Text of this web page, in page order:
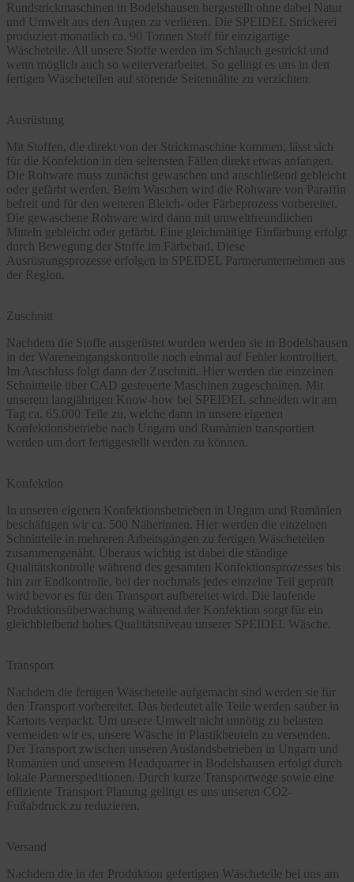
Rundstrickmaschinen in Bodelshausen hergestellt ohne dabei Natur
und Umwelt aus den Augen zu verlieren. Die SPEIDEL Strickerei
produziert monatlich ca. 90 Tonnen Stoff für einzigartige
Wäscheteile. All unsere Stoffe werden im Schlauch gestrickt und
wenn möglich auch so weiterverarbeitet. So gelingt es uns in den
fertigen Wäscheteilen auf störende Seitennähte zu verzichten.
Ausrüstung
Mit Stoffen, die direkt von der Strickmaschine kommen, lässt sich
für die Konfektion in den seltensten Fällen direkt etwas anfangen.
Die Rohware muss zunächst gewaschen und anschließend gebleicht
oder gefärbt werden. Beim Waschen wird die Rohware von Paraffin
befreit und für den weiteren Bleich- oder Färbeprozess vorbereitet.
Die gewaschene Rohware wird dann mit umweltfreundlichen
Mitteln gebleicht oder gefärbt. Eine gleichmäßige Einfärbung erfolgt
durch Bewegung der Stoffe im Färbebad. Diese
Ausrüstungsprozesse erfolgen in SPEIDEL Partnerunternehmen aus
der Region.
Zuschnitt
Nachdem die Stoffe ausgerüstet wurden werden sie in Bodelshausen
in der Wareneingangskontrolle noch einmal auf Fehler kontrolliert.
Im Anschluss folgt dann der Zuschnitt. Hier werden die einzelnen
Schnittteile über CAD gesteuerte Maschinen zugeschnitten. Mit
unserem langjährigen Know-how bei SPEIDEL schneiden wir am
Tag ca. 65.000 Teile zu, welche dann in unsere eigenen
Konfektionsbetriebe nach Ungarn und Rumänien transportiert
werden um dort fertiggestellt werden zu können.
Konfektion
In unseren eigenen Konfektionsbetrieben in Ungarn und Rumänien
beschäftigen wir ca. 500 Näherinnen. Hier werden die einzelnen
Schnittteile in mehreren Arbeitsgängen zu fertigen Wäscheteilen
zusammengenäht. Überaus wichtig ist dabei die ständige
Qualitätskontrolle während des gesamten Konfektionsprozesses bis
hin zur Endkontrolle, bei der nochmals jedes einzelne Teil geprüft
wird bevor es für den Transport aufbereitet wird. Die laufende
Produktionsüberwachung während der Konfektion sorgt für ein
gleichbleibend hohes Qualitätsniveau unserer SPEIDEL Wäsche.
Transport
Nachdem die fertigen Wäscheteile aufgemacht sind werden sie für
den Transport vorbereitet. Das bedeutet alle Teile werden sauber in
Kartons verpackt. Um unsere Umwelt nicht unnötig zu belasten
vermeiden wir es, unsere Wäsche in Plastikbeuteln zu versenden.
Der Transport zwischen unseren Auslandsbetrieben in Ungarn und
Rumänien und unserem Headquarter in Bodelshausen erfolgt durch
lokale Partnerspeditionen. Durch kurze Transportwege sowie eine
effiziente Transport Planung gelingt es uns unseren CO2-
Fußabdruck zu reduzieren.
Versand
Nachdem die in der Produktion gefertigten Wäscheteile bei uns am